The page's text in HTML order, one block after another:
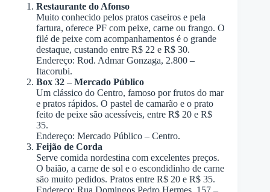
Restaurante do Afonso
Muito conhecido pelos pratos caseiros e pela
fartura, oferece PF com peixe, carne ou frango. O
filé de peixe com acompanhamentos é o grande
destaque, custando entre R$ 22 e R$ 30.
Endereço: Rod. Admar Gonzaga, 2.800 –
Itacorubi.
Box 32 – Mercado Público
Um clássico do Centro, famoso por frutos do mar
e pratos rápidos. O pastel de camarão e o prato
feito de peixe são acessíveis, entre R$ 20 e R$
35.
Endereço: Mercado Público – Centro.
Feijão de Corda
Serve comida nordestina com excelentes preços.
O baião, a carne de sol e o escondidinho de carne
são muito pedidos. Pratos entre R$ 20 e R$ 35.
Endereço: Rua Domingos Pedro Hermes, 157 –